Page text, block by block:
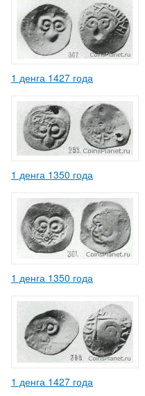
1 денга 1427 года
1 денга 1350 года
1 денга 1350 года
1 денга 1427 года